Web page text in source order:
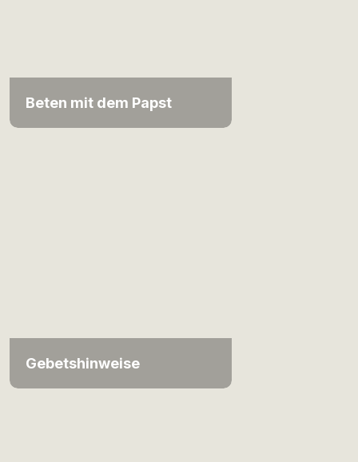
Beten mit dem Papst
Gebetshinweise